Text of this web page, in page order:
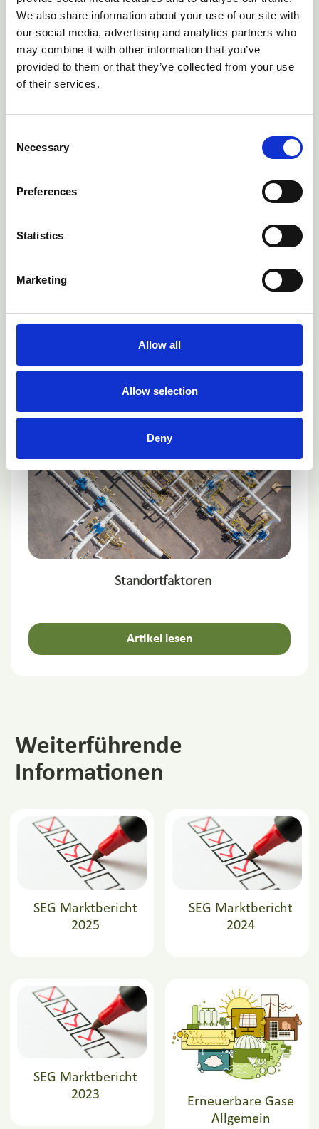
We also share information about your use of our site with
our social media, advertising and analytics partners who
may combine it with other information that you’ve
provided to them or that they’ve collected from your use
of their services.
Selection
Necessary
Preferences
Statistics
Marketing
Allow all
Allow selection
Deny
Artikel lesen
Karte der EUROSTAT-Daten über Biomasse
Artikel lesen
Standortfaktoren
Artikel lesen
Weiterführende
Informationen
SEG Marktbericht
2025
SEG Marktbericht
2024
SEG Marktbericht
2023
Erneuerbare Gase
Allgemein